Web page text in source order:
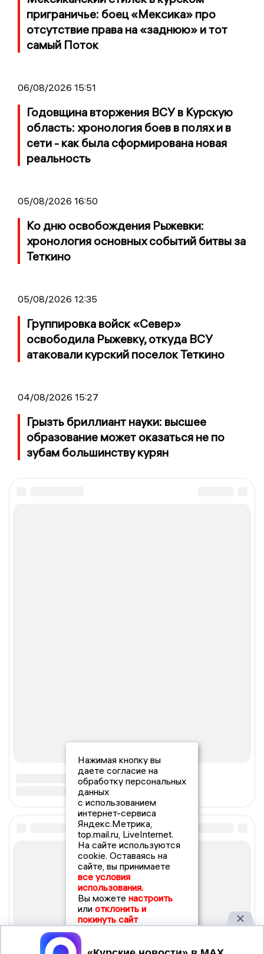
приграничье: боец «Мексика» про
отсутствие права на «заднюю» и тот
самый Поток
06/08/2026 15:51
Годовщина вторжения ВСУ в Курскую
область: хронология боев в полях и в
сети - как была сформирована новая
реальность
05/08/2026 16:50
Ко дню освобождения Рыжевки:
хронология основных событий битвы за
Теткино
05/08/2026 12:35
Группировка войск «Север»
освободила Рыжевку, откуда ВСУ
атаковали курский поселок Теткино
04/08/2026 15:27
Грызть бриллиант науки: высшее
образование может оказаться не по
зубам большинству курян
Нажимая кнопку вы
даете согласие на
обработку персональных
данных
с использованием
интернет-сервиса
Яндекс.Метрика,
top.mail.ru, LiveInternet.
На сайте используются
cookie. Оставаясь на
сайте, вы принимаете
все условия
использования.
Вы можете настроить
или отклонить и
покинуть сайт
Принять